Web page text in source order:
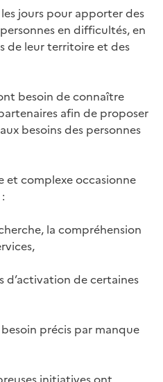
jours pour apporter des
en difficultés, en
de leur territoire et des
besoin de connaître
afin de proposer
besoins des personnes
et complexe occasionne
la compréhension
de certaines
précis par manque